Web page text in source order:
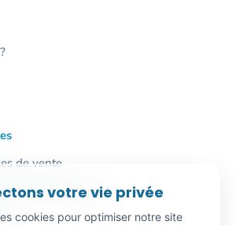
de vente
personnelles
votre vie privée
cookies pour optimiser notre site